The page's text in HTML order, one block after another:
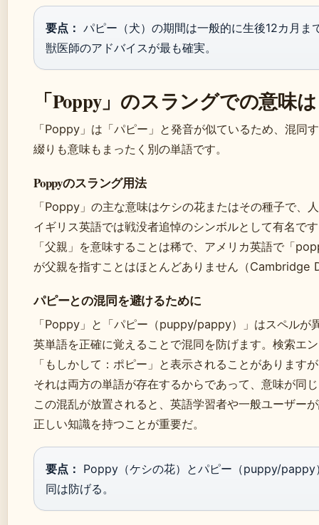
要点： パピー（犬）の期間は一般的に生後12カ月
獣医師のアドバイスが最も確実。
「Poppy」のスラングでの意味
「Poppy」は「パピー」と発音が似ているため、混同
綴りも意味もまったく別の単語です。
Poppyのスラング用法
「Poppy」の主な意味はケシの花またはその種子で、
イギリス英語では戦没者追悼のシンボルとして有名で
「父親」を意味することは稀で、アメリカ英語で「
が父親を指すことはほとんどありません（Cambridge
パピーとの混同を避けるために
「Poppy」と「パピー（puppy/pappy）」はスペルが
英単語を正確に覚えることで混同を防げます。検索エ
「もしかして：ポピー」と表示されることがあります
それは両方の単語が存在するからであって、意味が同
この混乱が放置されると、英語学習者や一般ユーザー
正しい知識を持つことが重要だ。
要点： Poppy（ケシの花）とパピー（puppy/pappy
同は防げる。